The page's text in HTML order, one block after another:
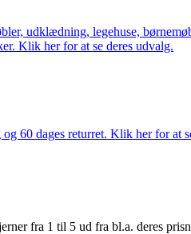
udklædning, legehuse,
Klik her for at se deres udvalg.
60 dages returret. Klik her for at
fra 1 til 5 ud fra bl.a. deres